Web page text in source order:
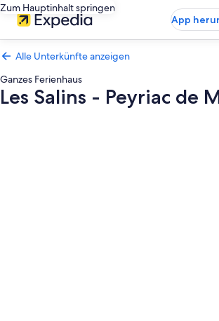
Zum Hauptinhalt springen
App
Alle Unterkünfte anzeigen
Ganzes Ferienhaus
Les Salins - Peyriac de